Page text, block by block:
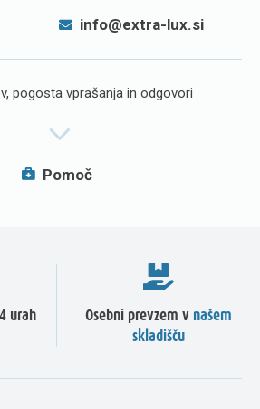
info@extra-lux.si
pogosta vprašanja in odgovori
Pomoč
urah
Osebni prevzem v našem
skladišču